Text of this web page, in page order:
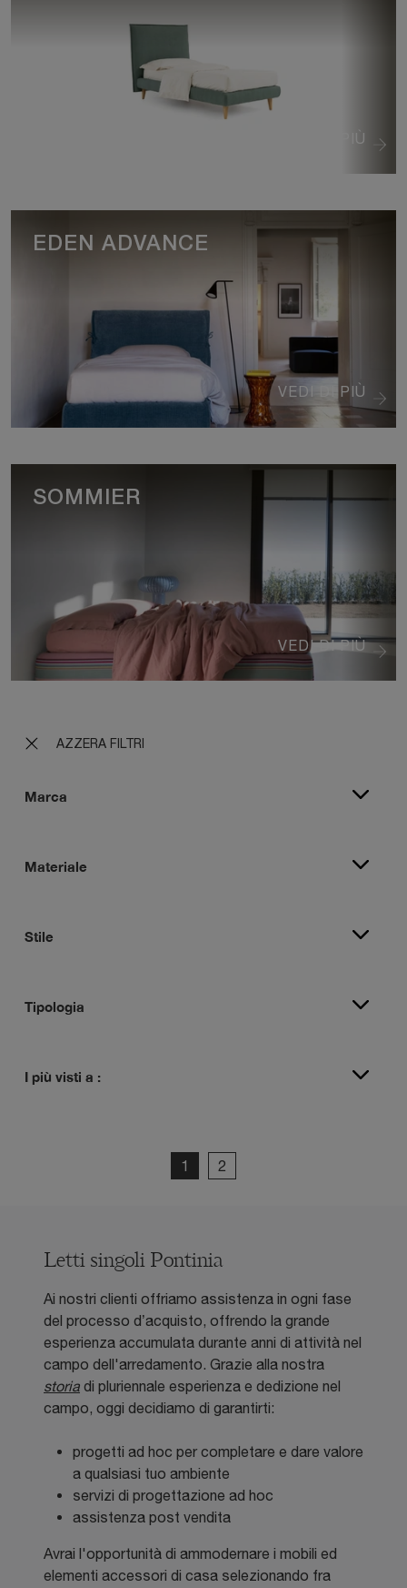
AZZERA FILTRI
Marca
Materiale
Stile
Tipologia
I più visti a :
VEDI DI PIÙ
VEDI DI PIÙ
EDEN ADVANCE
VEDI DI PIÙ
SOMMIER
1 2
Letti singoli Pontinia
Ai nostri clienti offriamo assistenza in ogni fase
del processo d’acquisto, offrendo la grande
esperienza accumulata durante anni di attività nel
campo dell'arredamento. Grazie alla nostra
storia di pluriennale esperienza e dedizione nel
campo, oggi decidiamo di garantirti:
progetti ad hoc per completare e dare valore
a qualsiasi tuo ambiente
servizi di progettazione ad hoc
assistenza post vendita
Avrai l'opportunità di ammodernare i mobili ed
elementi accessori di casa selezionando fra